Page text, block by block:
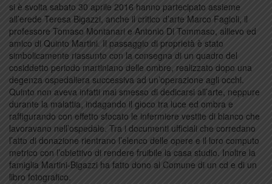
si è svolta sabato 30 aprile 2016 hanno partecipato assieme
all’erede Teresa Bigazzi, anche il critico d’arte Marco Fagioli, il
professore Tomaso Montanari e Antonio Di Tommaso, allievo ed
amico di Quinto Martini. Il passaggio di proprietà è stato
simbolicamente riassunto con la consegna di un quadro del
cosiddetto periodo martiniano delle ombre, realizzato dopo una
degenza ospedaliera successiva ad un’operazione agli occhi.
Quinto non aveva infatti mai smesso di dedicarsi all’arte, neppure
durante la malattia, indagando il gioco tra luce ed ombra e
raffigurando con effetto sfocato le infermiere vestite di bianco che
lavoravano nell’ospedale. Tra i documenti ufficiali che corredano
l’atto di donazione rientrano l’elenco delle opere e il loro computo
metrico con l’obiettivo di rendere fruibile la casa studio. Inoltre la
famiglia Martini-Bigazzi ha fatto dono al Comune di un cd e di un
libro fotografico.